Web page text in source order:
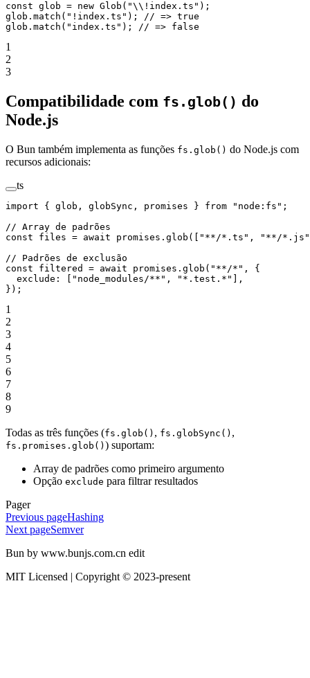
const glob = new Glob ( "\\ !index.ts" );
glob. match ( "!index.ts" ); // => true
glob. match ( "index.ts" ); // => false
1
2
3
Compatibilidade com fs.glob() do
Node.js
O Bun também implementa as funções fs.glob() do Node.js com
recursos adicionais:
ts
import { glob, globSync, promises } from "node:fs" ;
// Array de padrões
const files = await promises. glob ([ "**/*.ts" ,
"**/*.js"
// Padrões de exclusão
const filtered = await promises. glob ( "**/*" , {
  exclude: [
"node_modules/**" , "*.test.*"
],
});
1
2
3
4
5
6
7
8
9
Todas as três funções (fs.glob() , fs.globSync() ,
fs.promises.glob() ) suportam:
Array de padrões como primeiro argumento
Opção exclude para filtrar resultados
Pager
Previous pageHashing
Next pageSemver
Bun by www.bunjs.com.cn edit
MIT Licensed | Copyright © 2023-present